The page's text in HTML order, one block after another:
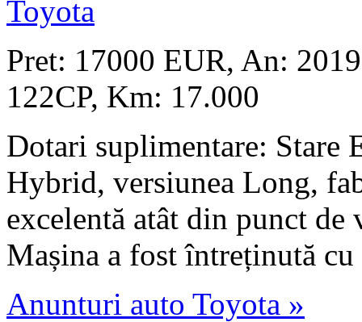
Toyota
Pret: 17000 EUR, An:
122CP, Km: 17.000
Dotari suplimentare: Stare
Hybrid, versiunea Long,
excelentă atât din punct de
Mașina a fost întreținută
Anunturi auto Toyota »